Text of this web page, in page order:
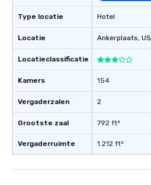
Type locatie
Locatie
Locatieclassificatie
Kamers
Vergaderzalen
Grootste zaal
Vergaderruimte
Hotel
Ankerplaats, US
154
2
792 ft²
1.212 ft²